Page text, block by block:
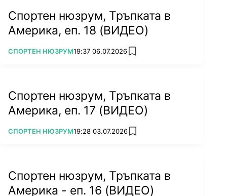
Спортен нюзрум, Тръпката в
Америка, еп. 18 (ВИДЕО)
ПОВЕЧЕ ОТ
СПОРТЕН НЮЗРУМ19:37 06.07.2026 add favorites
Спортен нюзрум, Тръпката в
Америка, еп. 17 (ВИДЕО)
ПОВЕЧЕ ОТ
СПОРТЕН НЮЗРУМ19:28 03.07.2026 add favorites
Спортен нюзрум, Тръпката в
Америка - еп. 16 (ВИДЕО)